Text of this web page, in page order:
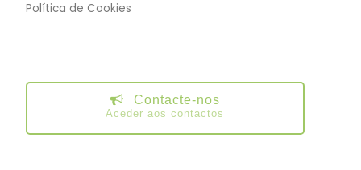
Política de Cookies
Contacte-nos
Aceder aos contactos